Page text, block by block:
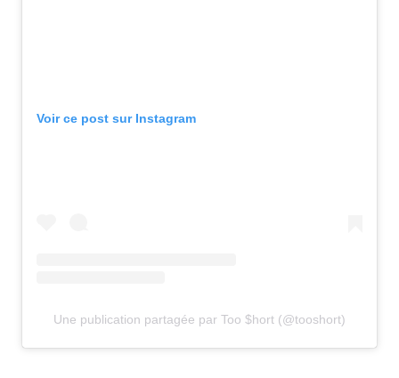
Voir ce post sur Instagram
Une publication partagée par Too $hort (@tooshort)